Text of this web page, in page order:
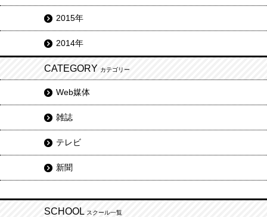
2015年
2014年
CATEGORY カテゴリー
Web媒体
雑誌
テレビ
新聞
SCHOOL スクール一覧